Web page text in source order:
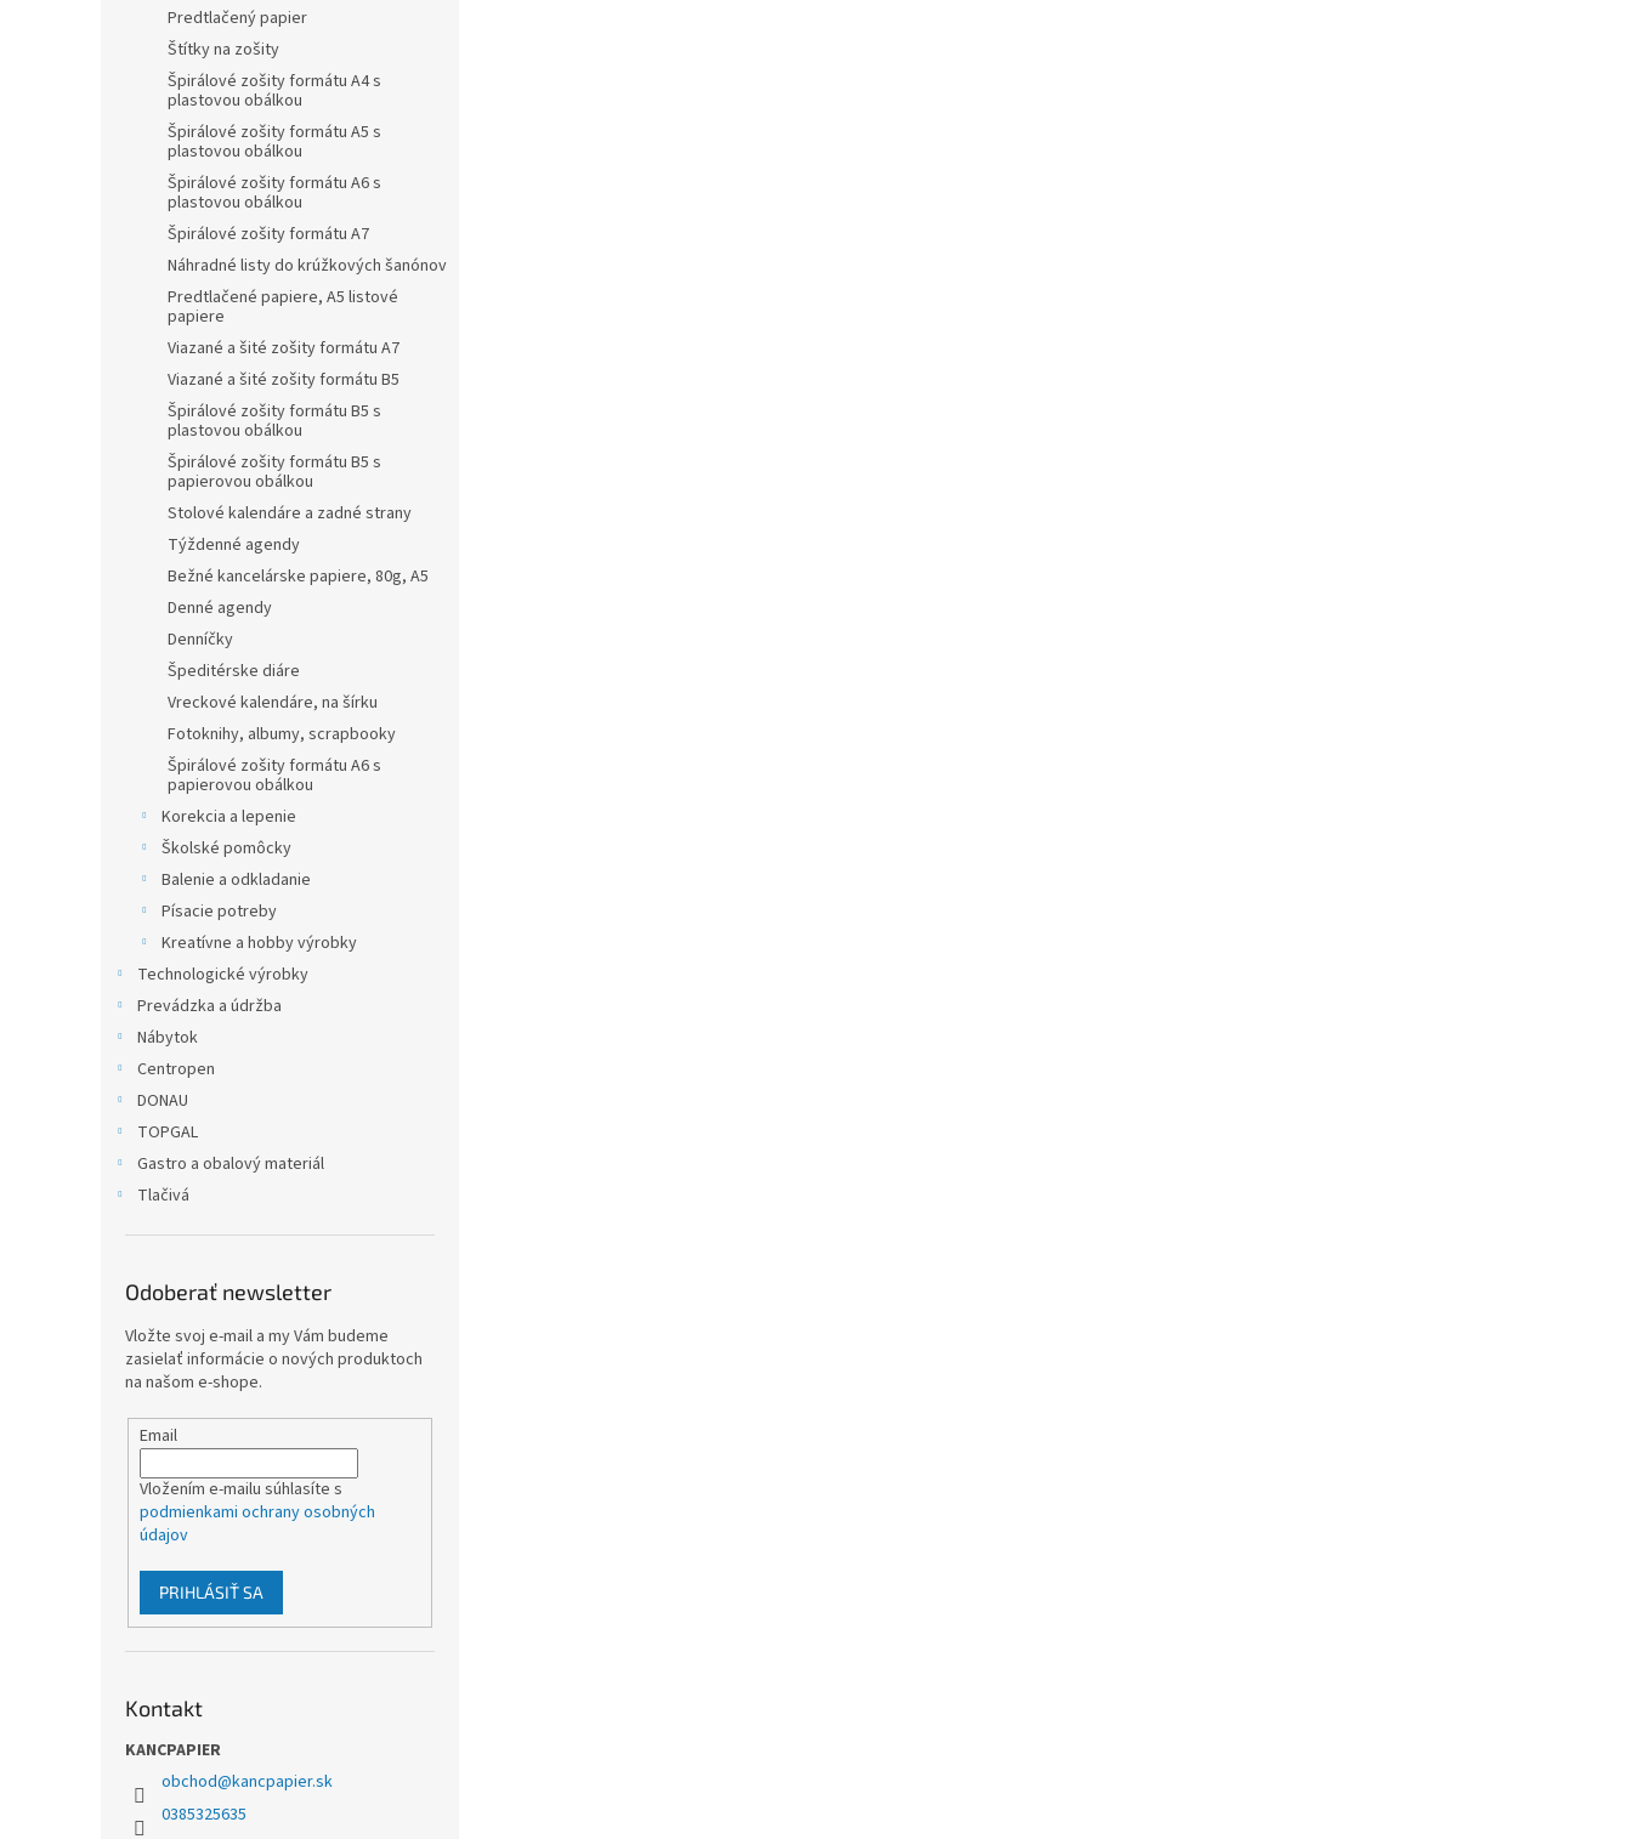
Predtlačený papier
Štítky na zošity
Špirálové zošity formátu A4 s
plastovou obálkou
Špirálové zošity formátu A5 s
plastovou obálkou
Špirálové zošity formátu A6 s
plastovou obálkou
Špirálové zošity formátu A7
Náhradné listy do krúžkových šanónov
Predtlačené papiere, A5 listové
papiere
Viazané a šité zošity formátu A7
Viazané a šité zošity formátu B5
Špirálové zošity formátu B5 s
plastovou obálkou
Špirálové zošity formátu B5 s
papierovou obálkou
Stolové kalendáre a zadné strany
Týždenné agendy
Bežné kancelárske papiere, 80g, A5
Denné agendy
Denníčky
Špeditérske diáre
Vreckové kalendáre, na šírku
Fotoknihy, albumy, scrapbooky
Špirálové zošity formátu A6 s
papierovou obálkou
Korekcia a lepenie
Školské pomôcky
Balenie a odkladanie
Písacie potreby
Kreatívne a hobby výrobky
Technologické výrobky
Prevádzka a údržba
Nábytok
Centropen
DONAU
TOPGAL
Gastro a obalový materiál
Tlačivá
Odoberať newsletter
Vložte svoj e-mail a my Vám budeme
zasielať informácie o nových produktoch
na našom e-shope.
Email
Vložením e-mailu súhlasíte s
podmienkami ochrany osobných
údajov
PRIHLÁSIŤ SA
Kontakt
KANCPAPIER
obchod@kancpapier.sk
0385325635